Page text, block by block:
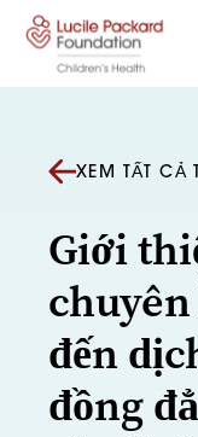
Bỏ qua nội dung
XEM TẤT CẢ
Giới
đến
đồng